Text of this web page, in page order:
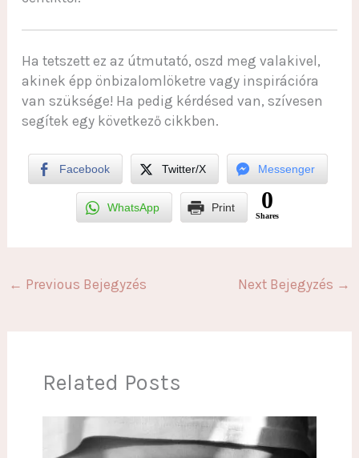
Ha tetszett ez az útmutató, oszd meg valakivel,
akinek épp önbizalomlöketre vagy inspirációra
van szüksége! Ha pedig kérdésed van, szívesen
segítek egy következő cikkben.
Facebook Twitter/X Messenger
WhatsApp Print 0
Shares
← Previous Bejegyzés Next Bejegyzés →
Related Posts